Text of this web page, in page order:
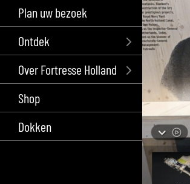
Plan uw bezoek
Ontdek
Over Fortresse Holland
Shop
Dokken